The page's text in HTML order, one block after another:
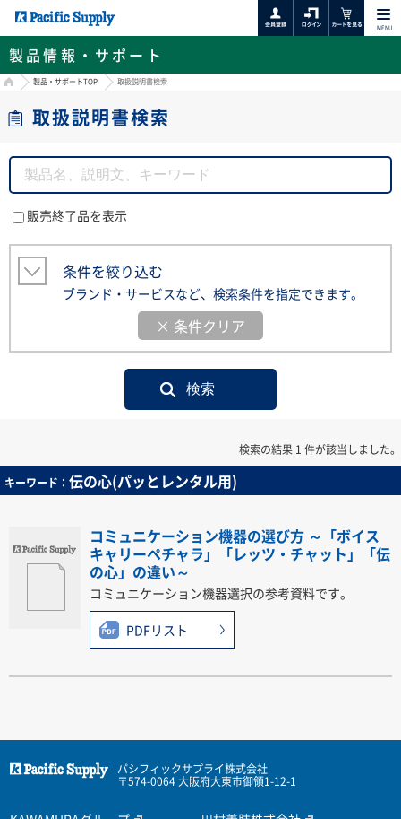
MENU
製品情報・サポート
HOME製品・サポートTOP 取扱説明書検索
取扱説明書検索
販売終了品を表示
条件を絞り込む
ブランド・サービスなど、検索条件を指定できます。
× 条件クリア
検索の結果 1 件が該当しました。
キーワード： 伝の心(パッとレンタル用)
コミュニケーション機器の選び方 ～「ボイス
キャリーペチャラ」「レッツ・チャット」「伝
の心」の違い～
コミュニケーション機器選択の参考資料です。
PDFリスト
パシフィックサプライ株式会社
〒574-0064 大阪府大東市御領1-12-1